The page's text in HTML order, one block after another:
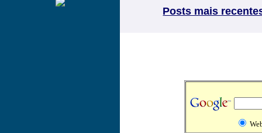
Posts mais